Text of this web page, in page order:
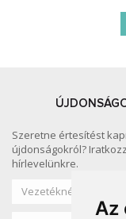
Az
Szeretne értesítést
újdonságokról?
hírlevelünkre.